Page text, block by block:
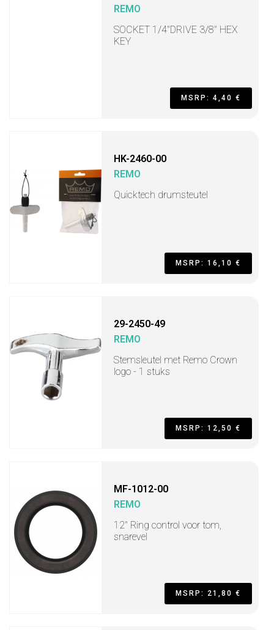
REMO
SOCKET 1/4"DRIVE 3/8" HEX
KEY
MSRP: 4,40 €
HK-2460-00
REMO
Quicktech drumsteutel
MSRP: 16,10 €
29-2450-49
REMO
Stemsleutel met Remo Crown
logo - 1 stuks
MSRP: 12,50 €
MF-1012-00
REMO
12" Ring control voor tom,
snarevel
MSRP: 21,80 €